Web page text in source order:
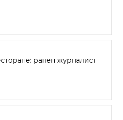
ранен журналист